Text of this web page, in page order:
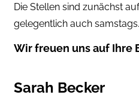
Die Stellen sind zunächst
gelegentlich auch
Wir freuen uns auf Ihre
Sarah Becker